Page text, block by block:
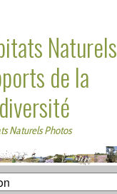
Naturels
de la
Naturels Photos